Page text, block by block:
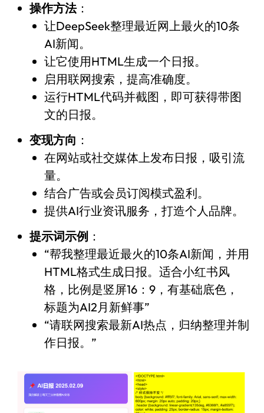
操作方法：
让DeepSeek整理最近网上最火的10条
AI新闻。
让它使用HTML生成一个日报。
启用联网搜索，提高准确度。
运行HTML代码并截图，即可获得带图
文的日报。
变现方向 ：
在网站或社交媒体上发布日报，吸引流
量。
结合广告或会员订阅模式盈利。
提供AI行业资讯服务，打造个人品牌。
提示词示例 ：
“帮我整理最近最火的10条AI新闻，并用
HTML格式生成日报。适合小红书风
格，比例是竖屏16：9，有基础底色，
标题为AI2月新鲜事”
“请联网搜索最新AI热点，归纳整理并制
作日报。”